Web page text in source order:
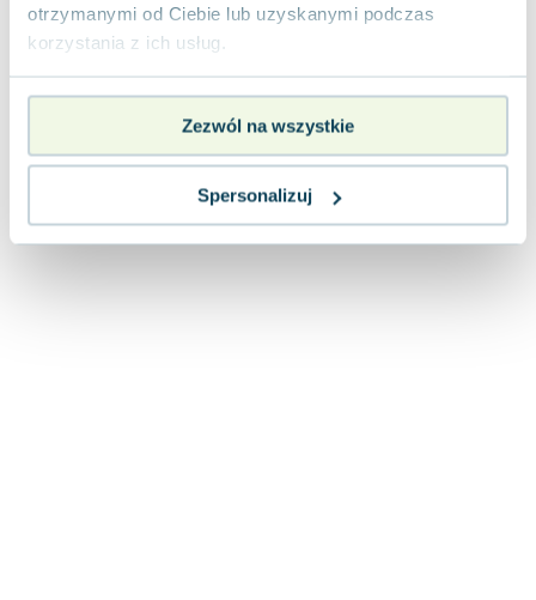
otrzymanymi od Ciebie lub uzyskanymi podczas
korzystania z ich usług.
Zezwól na wszystkie
Spersonalizuj
Terry Pratchett
Virginia Woolf
Lorraine Warren
Jacek Walkiewicz